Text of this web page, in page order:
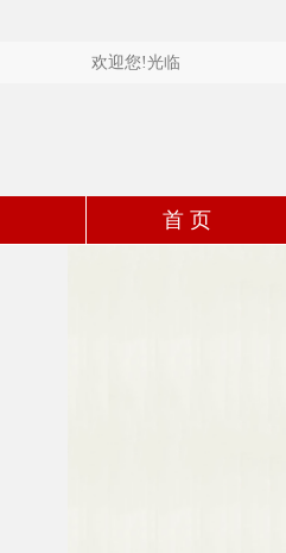
欢迎您!光临
首 页